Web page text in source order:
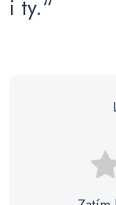
i ty.“